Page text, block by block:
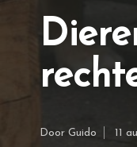
Door Guido 11